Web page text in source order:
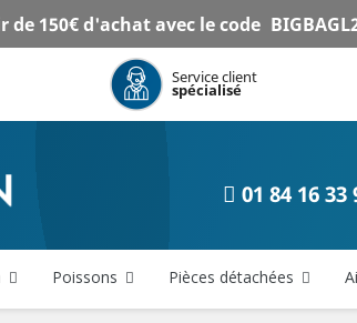
de 150€ d'achat avec le code
Service client
spécialisé
01 84 16 33
Poissons Pièces détachées